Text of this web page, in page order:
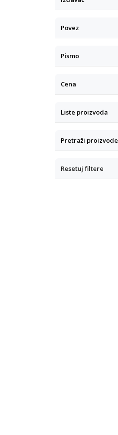
Resetuj filtere
Povez
Pismo
Cena
Liste proizvoda
Pretraži proizvode